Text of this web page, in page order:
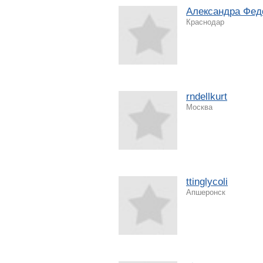
Александра
Краснодар
rndellkurt
Москва
ttinglycoli
Апшеронск